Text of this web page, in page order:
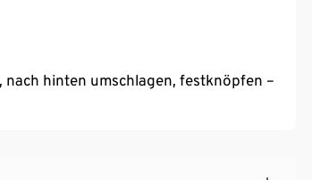
hinten umschlagen, festknöpfen –